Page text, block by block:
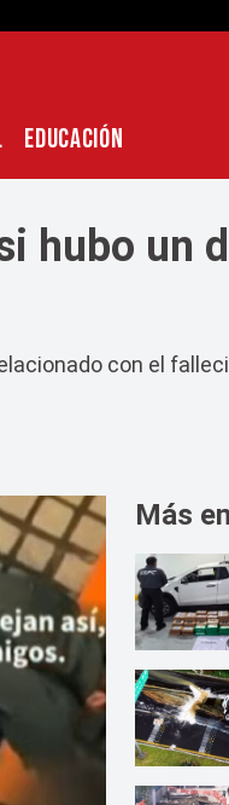
EDUCACIÓN
hubo un
con el
Más